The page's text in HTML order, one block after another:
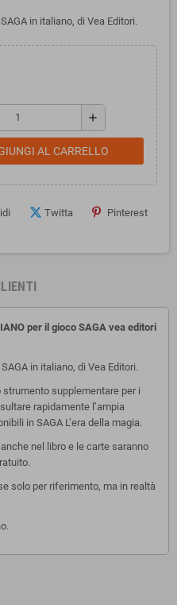
in italiano, di Vea Editori.
add
AL CARRELLO
Twitta Pinterest
per il gioco SAGA vea editori
in italiano, di Vea Editori.
supplementare per i
rapidamente l’ampia
in SAGA L’era della magia.
nel libro e le carte saranno
solo per riferimento, ma in realtà